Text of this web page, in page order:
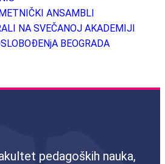
ANSAMBLI
NA SVEČANOJ AKADEMIJI
BEOGRADA
pedagoških nauka,